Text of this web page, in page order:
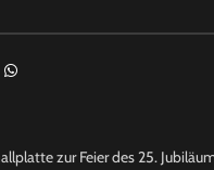
zur Feier des 25.